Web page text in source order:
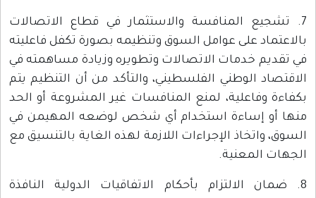
7. تشجيع المنافسة والاستثمار في قطاع الاتصالات
بالاعتماد على عوامل السوق وتنظيمه بصورة تكفل فاعليته
في تقديم خدمات الاتصالات وتطويره وزيادة مساهمته في
الاقتصاد الوطني الفلسطيني، والتأكد من أن التنظيم يتم
بكفاءة وفاعلية، لمنع المنافسات غير المشروعة أو الحد
منها أو إساءة استخدام أي شخص لوضعه المهيمن في
السوق، واتخاذ الإجراءات اللازمة لهذه الغاية بالتنسيق مع
الجهات المعنية.
8. ضمان الالتزام بأحكام الاتفاقيات الدولية النافذة